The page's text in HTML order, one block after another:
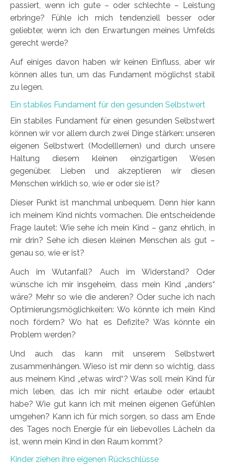
passiert, wenn ich gute – oder schlechte – Leistung
erbringe? Fühle ich mich tendenziell besser oder
geliebter, wenn ich den Erwartungen meines Umfelds
gerecht werde?
Auf einiges davon haben wir keinen Einfluss, aber wir
können alles tun, um das Fundament möglichst stabil
zu legen.
Ein stabiles Fundament für den gesunden Selbstwert
Ein stabiles Fundament für einen gesunden Selbstwert
können wir vor allem durch zwei Dinge stärken: unseren
eigenen Selbstwert (Modelllernen) und durch unsere
Haltung diesem kleinen einzigartigen Wesen
gegenüber. Lieben und akzeptieren wir diesen
Menschen wirklich so, wie er oder sie ist?
Dieser Punkt ist manchmal unbequem. Denn hier kann
ich meinem Kind nichts vormachen. Die entscheidende
Frage lautet: Wie sehe ich mein Kind – ganz ehrlich, in
mir drin? Sehe ich diesen kleinen Menschen als gut –
genau so, wie er ist?
Auch im Wutanfall? Auch im Widerstand? Oder
wünsche ich mir insgeheim, dass mein Kind „anders“
wäre? Mehr so wie die anderen? Oder suche ich nach
Optimierungsmöglichkeiten: Wo könnte ich mein Kind
noch fördern? Wo hat es Defizite? Was könnte ein
Problem werden?
Und auch das kann mit unserem Selbstwert
zusammenhängen. Wieso ist mir denn so wichtig, dass
aus meinem Kind „etwas wird“? Was soll mein Kind für
mich leben, das ich mir nicht erlaube oder erlaubt
habe? Wie gut kann ich mit meinen eigenen Gefühlen
umgehen? Kann ich für mich sorgen, so dass am Ende
des Tages noch Energie für ein liebevolles Lächeln da
ist, wenn mein Kind in den Raum kommt?
Kinder ziehen ihre eigenen Rückschlüsse